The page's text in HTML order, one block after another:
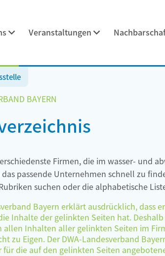
Veranstaltungen
BAYERN
Firmen, die im wasser- und
passende Unternehmen schnell zu
suchen oder die alphabetische
Bayern erklärt ausdrücklich, dass
Inhalte der gelinkten Seiten hat.
allen Inhalten aller gelinkten Seiten im
zu Eigen. Der DWA-Landesverband
für die auf den gelinkten Seiten